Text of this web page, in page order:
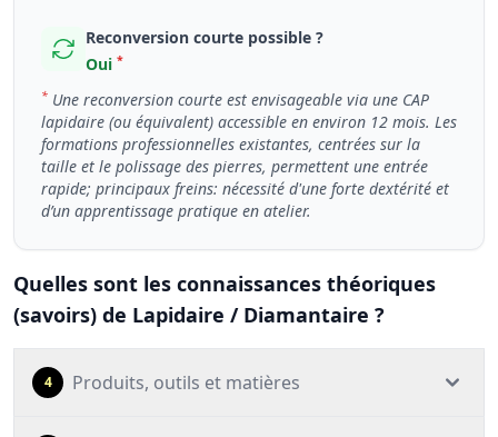
Reconversion courte possible ?
Oui *
* Une reconversion courte est envisageable via une CAP
lapidaire (ou équivalent) accessible en environ 12 mois. Les
formations professionnelles existantes, centrées sur la
taille et le polissage des pierres, permettent une entrée
rapide; principaux freins: nécessité d'une forte dextérité et
d’un apprentissage pratique en atelier.
Quelles sont les connaissances théoriques
(savoirs) de Lapidaire / Diamantaire ?
4 Produits, outils et matières